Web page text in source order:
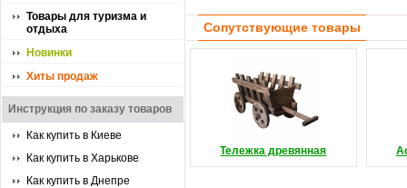
Товары для туризма и
отдыха
Новинки
Хиты продаж
Инструкция по заказу товаров
Как купить в Киеве
Как купить в Харькове
Как купить в Днепре
Сопутствующие товары
Тележка древянная